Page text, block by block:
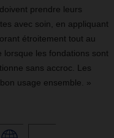
prendre leurs
avec soin, en appliquant
étroitement tout au
lorsque les fondations sont
sans accroc. Les
usage ensemble. »